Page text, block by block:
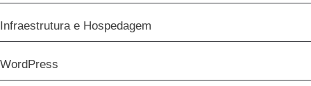
Infraestrutura e Hospedagem
WordPress